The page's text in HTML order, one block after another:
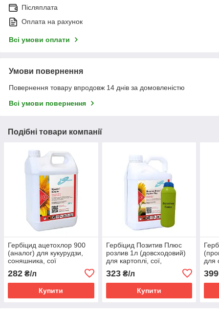
Післяплата
Оплата на рахунок
Всі умови оплати
Умови повернення
Повернення товару впродовж 14 днів за домовленістю
Всі умови повернення
Подібні товари компанії
Гербіцид ацетохлор 900
(аналог) для кукурудзи,
соняшника, сої
282 ₴/л
Купити
Гербіцид Позитив Плюс
розлив 1л (довсходовий)
для картоплі, сої,
соняшника (прометрин,
500 г/л)
323₴/л
Купити
для
399